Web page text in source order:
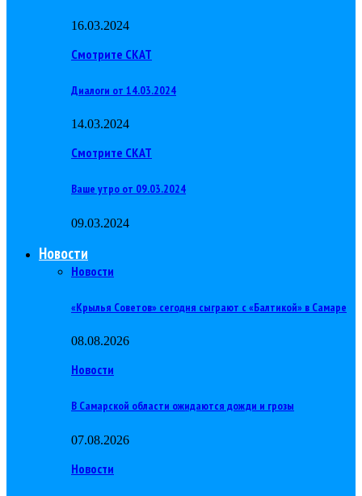
16.03.2024
Смотрите СКАТ
Диалоги от 14.03.2024
14.03.2024
Смотрите СКАТ
Ваше утро от 09.03.2024
09.03.2024
Новости
Новости
«Крылья Советов» сегодня сыграют с «Балтикой» в Самаре
08.08.2026
Новости
В Самарской области ожидаются дожди и грозы
07.08.2026
Новости